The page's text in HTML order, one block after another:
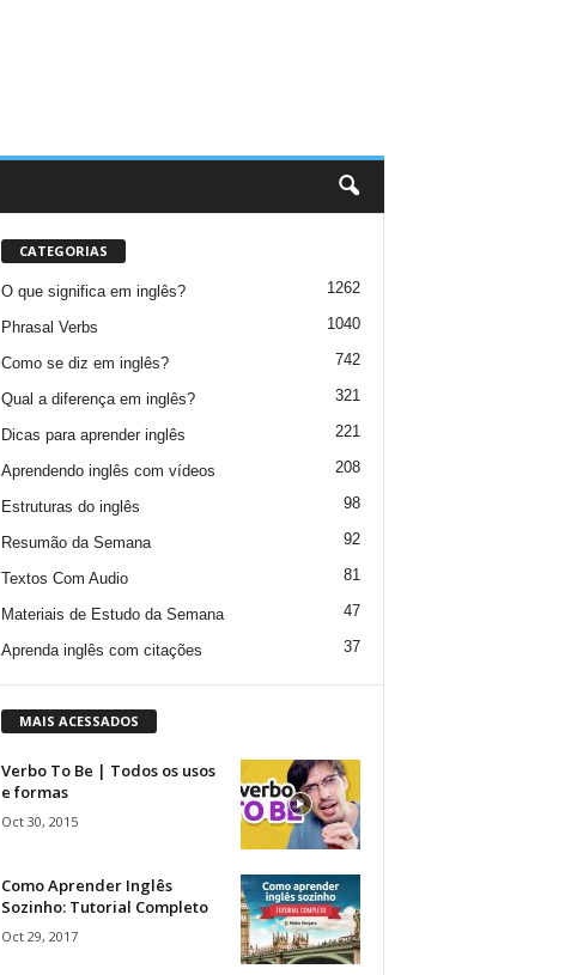
CATEGORIAS
O que significa em inglês? 1262
Phrasal Verbs 1040
Como se diz em inglês? 742
Qual a diferença em inglês? 321
Dicas para aprender inglês 221
Aprendendo inglês com vídeos 208
Estruturas do inglês 98
Resumão da Semana 92
Textos Com Audio 81
Materiais de Estudo da Semana 47
Aprenda inglês com citações 37
MAIS ACESSADOS
Verbo To Be | Todos os usos
e formas
Oct 30, 2015
Como Aprender Inglês
Sozinho: Tutorial Completo
Oct 29, 2017